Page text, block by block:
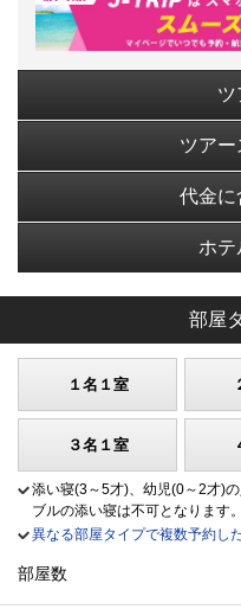
ツ
ツア
代金に
ホテ
部屋
１名１室
３名１室
添い寝(3～5才)、幼児(0～2才)
ブルの添い寝は不可となります。
異なる部屋タイプで複数予約し
部屋数